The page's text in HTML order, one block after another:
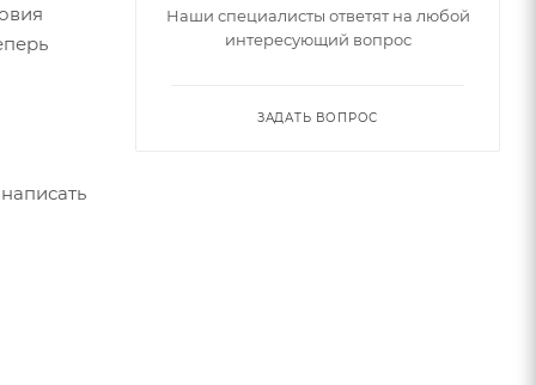
Наши специалисты ответят на любой
интересующий вопрос
ЗАДАТЬ ВОПРОС